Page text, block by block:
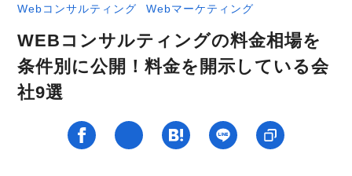
Webコンサルティング Webマーケティング
WEBコンサルティングの料金相場を
条件別に公開！料金を開示している会
社9選